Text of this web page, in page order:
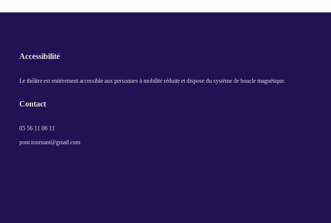
Accessibilité
Le théâtre est entièrement accessible aux personnes à mobilité réduite et dispose du système de boucle magnétique.
Contact
05 56 11 06 11
pont.tournant@gmail.com